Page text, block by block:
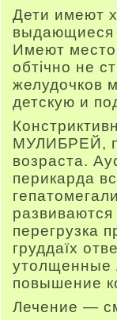
Дети имеют
выдающиеся
Имеют место
обтічно не
желудочков
детскую и
МУЛИБРЕЙ,
возраста.
перикарда
перегрузка
груддаїх
утолщенные
повышение
Лечение —